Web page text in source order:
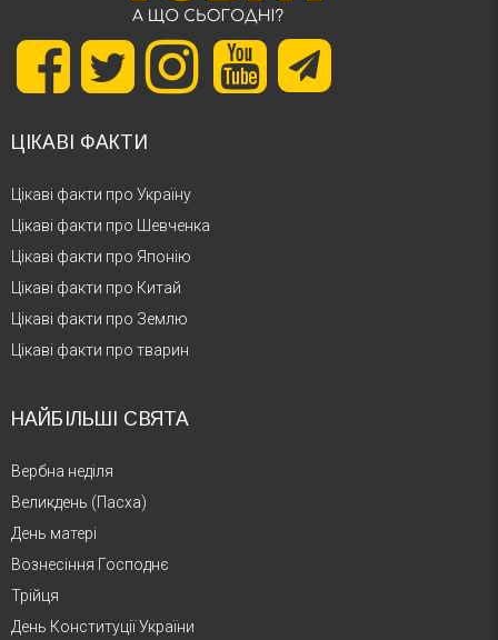
ЦІКАВІ ФАКТИ
Цікаві факти про Україну
Цікаві факти про Шевченка
Цікаві факти про Японію
Цікаві факти про Китай
Цікаві факти про Землю
Цікаві факти про тварин
НАЙБІЛЬШІ СВЯТА
Вербна неділя
Великдень (Пасха)
День матері
Вознесіння Господнє
Трійця
День Конституції України